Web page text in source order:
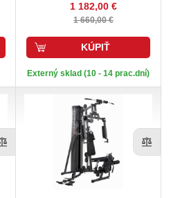
1 182,00 €
1 660,00 €
KÚPIŤ
Externý sklad (10 - 14 prac.dní)